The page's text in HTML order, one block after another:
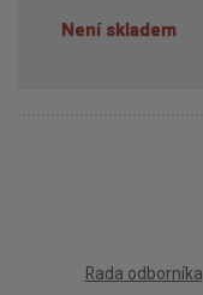
Rada odborníka
Není skladem